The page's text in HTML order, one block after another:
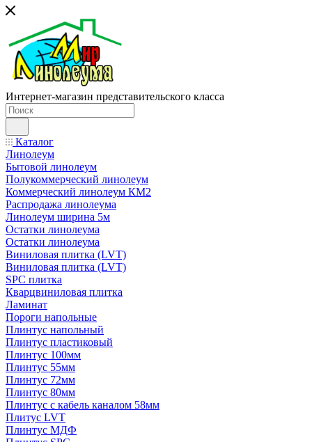
Интернет-магазин представительского класса
Каталог
Линолеум
Бытовой линолеум
Полукоммерческий линолеум
Коммерческий линолеум КМ2
Распродажа линолеума
Линолеум ширина 5м
Остатки линолеума
Остатки линолеума
Виниловая плитка (LVT)
Виниловая плитка (LVT)
SPC плитка
Кварцвиниловая плитка
Ламинат
Пороги напольные
Плинтус напольный
Плинтус пластиковый
Плинтус 100мм
Плинтус 55мм
Плинтус 72мм
Плинтус 80мм
Плинтус с кабель каналом 58мм
Плитус LVT
Плинтус МДФ